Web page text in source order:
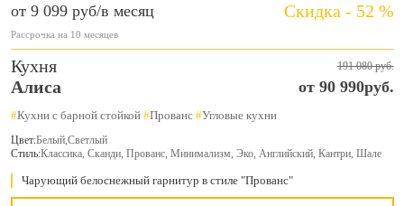
от 9 099 руб/в месяц Скидка - 52 %
Рассрочка на 10 месяцев
Кухня 191 080 руб.
Алиса от 90 990руб.
#Кухни с барной стойкой #Прованс #Угловые кухни
Цвет:Белый, Светлый
Стиль:Классика, Сканди, Прованс, Минимализм, Эко, Английский, Кантри, Шале
Чарующий белоснежный гарнитур в стиле "Прованс"